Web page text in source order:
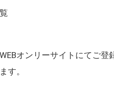
オンリーサイトにてご登
す。